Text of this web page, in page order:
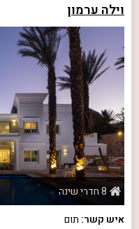
וילה ערמון
8 חדרי שינה
איש קשר: תום